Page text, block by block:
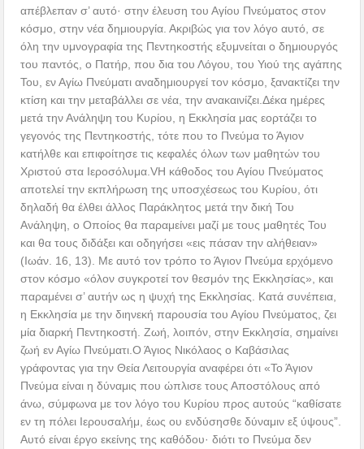
απέβλεπαν σ’ αυτό· στην έλευση του Αγίου Πνεύματος στον
κόσμο, στην νέα δημιουργία. Ακριβώς για τον λόγο αυτό, σε
όλη την υμνογραφία της Πεντηκοστής εξυμνείται ο δημιουργός
του παντός, ο Πατήρ, που δια του Λόγου, του Υιού της αγάπης
Του, εν Αγίω Πνεύματι αναδημιουργεί τον κόσμο, ξανακτίζει την
κτίση και την μεταβάλλει σε νέα, την ανακαινίζει.Δέκα ημέρες
μετά την Ανάληψη του Κυρίου, η Εκκλησία μας εορτάζει το
γεγονός της Πεντηκοστής, τότε που το Πνεύμα το Άγιον
κατήλθε και επιφοίτησε τις κεφαλές όλων των μαθητών του
Χριστού στα Ιεροσόλυμα.VΗ κάθοδος του Αγίου Πνεύματος
αποτελεί την εκπλήρωση της υποσχέσεως του Κυρίου, ότι
δηλαδή θα έλθει άλλος Παράκλητος μετά την δική Του
Ανάληψη, ο Οποίος θα παραμείνει μαζί με τους μαθητές Του
και θα τους διδάξει και οδηγήσει «εις πάσαν την αλήθειαν»
(Ιωάν. 16, 13). Με αυτό τον τρόπο το Άγιον Πνεύμα ερχόμενο
στον κόσμο «όλον συγκροτεί τον θεσμόν της Εκκλησίας», και
παραμένει σ’ αυτήν ως η ψυχή της Εκκλησίας. Κατά συνέπεια,
η Εκκλησία με την διηνεκή παρουσία του Αγίου Πνεύματος, ζει
μία διαρκή Πεντηκοστή. Ζωή, λοιπόν, στην Εκκλησία, σημαίνει
ζωή εν Αγίω Πνεύματι.Ο Άγιος Νικόλαος ο Καβάσιλας
γράφοντας για την Θεία Λειτουργία αναφέρει ότι «Το Άγιον
Πνεύμα είναι η δύναμις που ώπλισε τους Αποστόλους από
άνω, σύμφωνα με τον λόγο του Κυρίου προς αυτούς “καθίσατε
εν τη πόλει Ιερουσαλήμ, έως ου ενδύσησθε δύναμιν εξ ύψους”.
Αυτό είναι έργο εκείνης της καθόδου· διότι το Πνεύμα δεν